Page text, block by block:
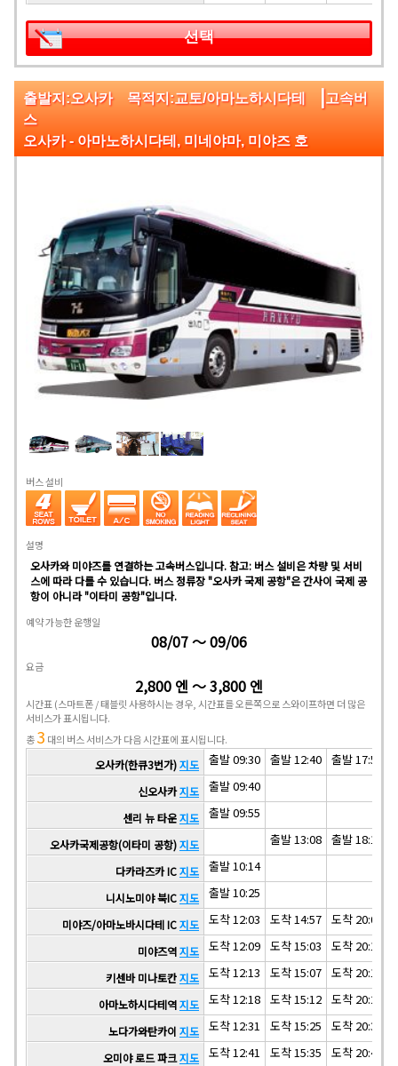
선택
출발지:오사카 목적지:교토/아마노하시다테 |고속버
스
오사카 - 아마노하시다테, 미네야마, 미야즈 호
버스 설비
설명
오사카와 미야즈를 연결하는 고속버스입니다. 참고: 버스 설비은 차량 및 서비
스에 따라 다를 수 있습니다. 버스 정류장 "오사카 국제 공항"은 간사이 국제 공
항이 아니라 "이타미 공항"입니다.
예약 가능한 운행일
08/07 ～ 09/06
요금
2,800 엔 ～ 3,800 엔
시간표 (스마트폰 / 태블릿 사용하시는 경우, 시간표를 오른쪽으로 스와이프하면 더 많은
서비스가 표시됩니다.
총3 대의 버스 서비스가 다음 시간표에 표시됩니다.
오사카(한큐3번가)지도 출발 09:30 출발 12:40 출발 17:50
신오사카지도 출발 09:40
센리 뉴 타운지도 출발 09:55
오사카국제공항(이타미 공항)지도 출발 13:08 출발 18:18
다카라즈카 IC지도 출발 10:14
니시노미야 북IC지도 출발 10:25
미야즈/아마노바시다테 IC지도 도착 12:03 도착 14:57 도착 20:07
미야즈역지도 도착 12:09 도착 15:03 도착 20:13
키센바 미나토칸지도 도착 12:13 도착 15:07 도착 20:17
아마노하시다테역지도 도착 12:18 도착 15:12 도착 20:22
노다가와탄카이 지도 도착 12:31 도착 15:25 도착 20:35
오미야 로드 파크지도 도착 12:41 도착 15:35 도착 20:45